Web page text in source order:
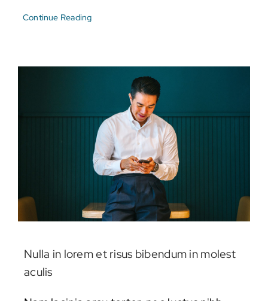
Continue Reading
Nulla in lorem et risus bibendum in molest
aculis